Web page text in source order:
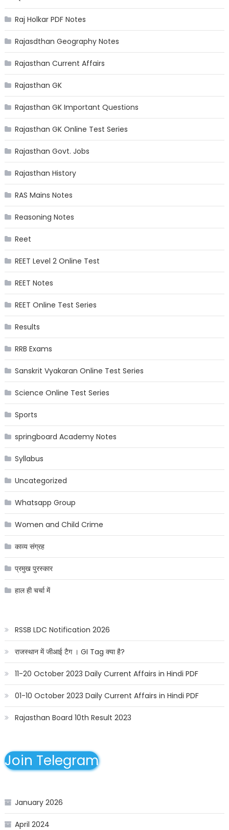
Raj Holkar PDF Notes
Rajasdthan Geography Notes
Rajasthan Current Affairs
Rajasthan GK
Rajasthan GK Important Questions
Rajasthan GK Online Test Series
Rajasthan Govt. Jobs
Rajasthan History
RAS Mains Notes
Reasoning Notes
Reet
REET Level 2 Online Test
REET Notes
REET Online Test Series
Results
RRB Exams
Sanskrit Vyakaran Online Test Series
Science Online Test Series
Sports
springboard Academy Notes
Syllabus
Uncategorized
Whatsapp Group
Women and Child Crime
काव्य संग्रह
प्रमुख पुरस्कार
हाल ही चर्चा में
RSSB LDC Notification 2026
राजस्थान में जीआई टैग । GI Tag क्या है?
11-20 October 2023 Daily Current Affairs in Hindi PDF
01-10 October 2023 Daily Current Affairs in Hindi PDF
Rajasthan Board 10th Result 2023
Join Telegram
January 2026
April 2024